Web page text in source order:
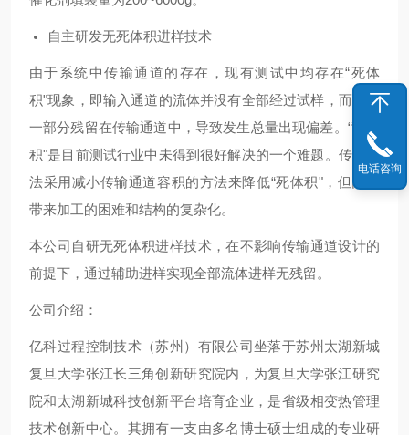
自主研发无死体积进样技术
由于系统中传输通道的存在，现有测试中均存在“死体
积"现象，即输入通道的流体并没有全部经过试样，而是有
一部分残留在传输通道中，导致发生总量出现偏差。“死体
积"是目前测试行业中未得到很好解决的一个难题。传统方
法采用减小传输通道容积的方法来降低“死体积"，但同时
带来加工的困难和结构的复杂化。
本公司自研无死体积进样技术，在不影响传输通道设计的
前提下，通过辅助进样实现全部流体进样无残留。
公司介绍：
亿科过程控制技术（苏州）有限公司坐落于苏州太湖新城
复旦大学张江长三角创新研究院内，为复旦大学张江研究
院和太湖新城科技创新平台培育企业，是省级相变热管理
技术创新中心。其拥有一支由多名博士硕士组成的专业研
电话咨询